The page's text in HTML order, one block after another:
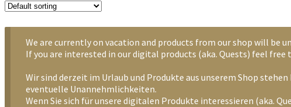
We are currently on vacation and products from our shop will be
If you are interested in our digital products (aka. Quests) feel
Wir sind derzeit im Urlaub und Produkte aus unserem Shop
eventuelle Unannehmlichkeiten.
Wenn Sie sich für unsere digitalen Produkte interessieren (aka.